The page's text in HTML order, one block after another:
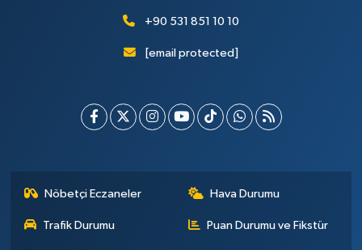
+90 531 851 10 10
[email protected]
Nöbetçi Eczaneler Hava Durumu
Trafik Durumu Puan Durumu ve Fikstür